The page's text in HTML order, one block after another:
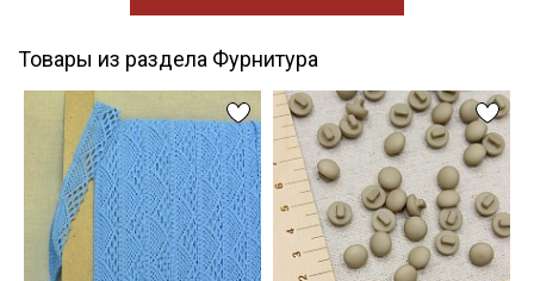
Товары из раздела Фурнитура